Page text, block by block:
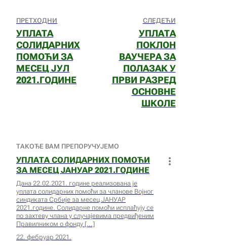
ПРЕТХОДНИ
УПЛАТА
СОЛИДАРНИХ
ПОМОЋИ ЗА
МЕСЕЦ ЈУЛ
2021.ГОДИНЕ
СЛЕДЕЋИ
УПЛАТА
ПОКЛОН
ВАУЧЕРА ЗА
ПОЛАЗАК У
ПРВИ РАЗРЕД
ОСНОВНЕ
ШКОЛЕ
ТАКОЂЕ ВАМ ПРЕПОРУЧУЈЕМО
УПЛАТА СОЛИДАРНИХ ПОМОЋИ
ЗА МЕСЕЦ ЈАНУАР 2021.ГОДИНЕ
Дана 22.02.2021. године реализована је
уплата солидарних помоћи за чланове Војног
синдиката Србије за месец ЈАНУАР
2021.године. Солидарне помоћи исплаћују се
по захтеву члана у случајевима предвиђеним
Правилником о фонду
22. фебруар 2021.